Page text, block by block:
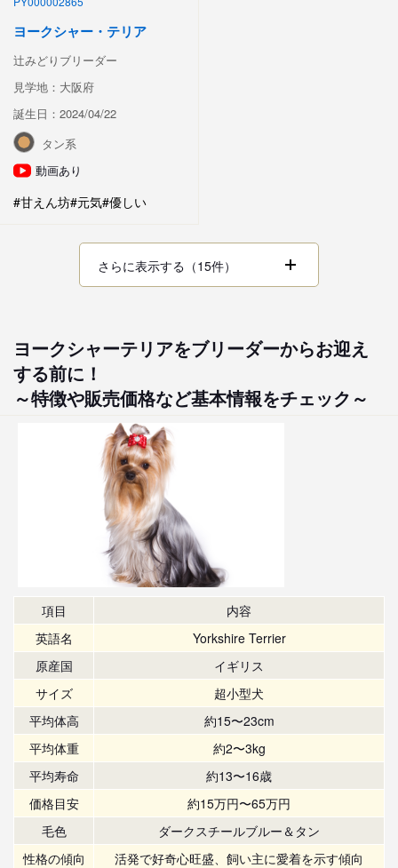
ヨークシャー・テリア
辻みどりブリーダー
見学地：大阪府
誕生日：2024/04/22
タン系
動画あり
#甘えん坊#元気#優しい
さらに表示する（15件）
ヨークシャーテリアをブリーダーからお迎え
する前に！
～特徴や販売価格など基本情報をチェック～
項目
内容
英語名
Yorkshire Terrier
原産国
イギリス
サイズ
超小型犬
平均体高
約15〜23cm
平均体重
約2〜3kg
平均寿命
約13〜16歳
価格目安
約15万円〜65万円
毛色
ダークスチールブルー＆タン
性格の傾向
活発で好奇心旺盛、飼い主に愛着を示す傾向